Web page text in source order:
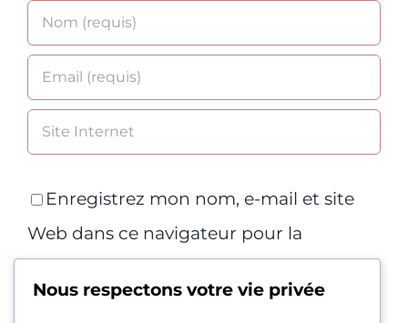
Enregistrez mon nom, e-mail et site
Web dans ce navigateur pour la
Nous respectons votre vie privée